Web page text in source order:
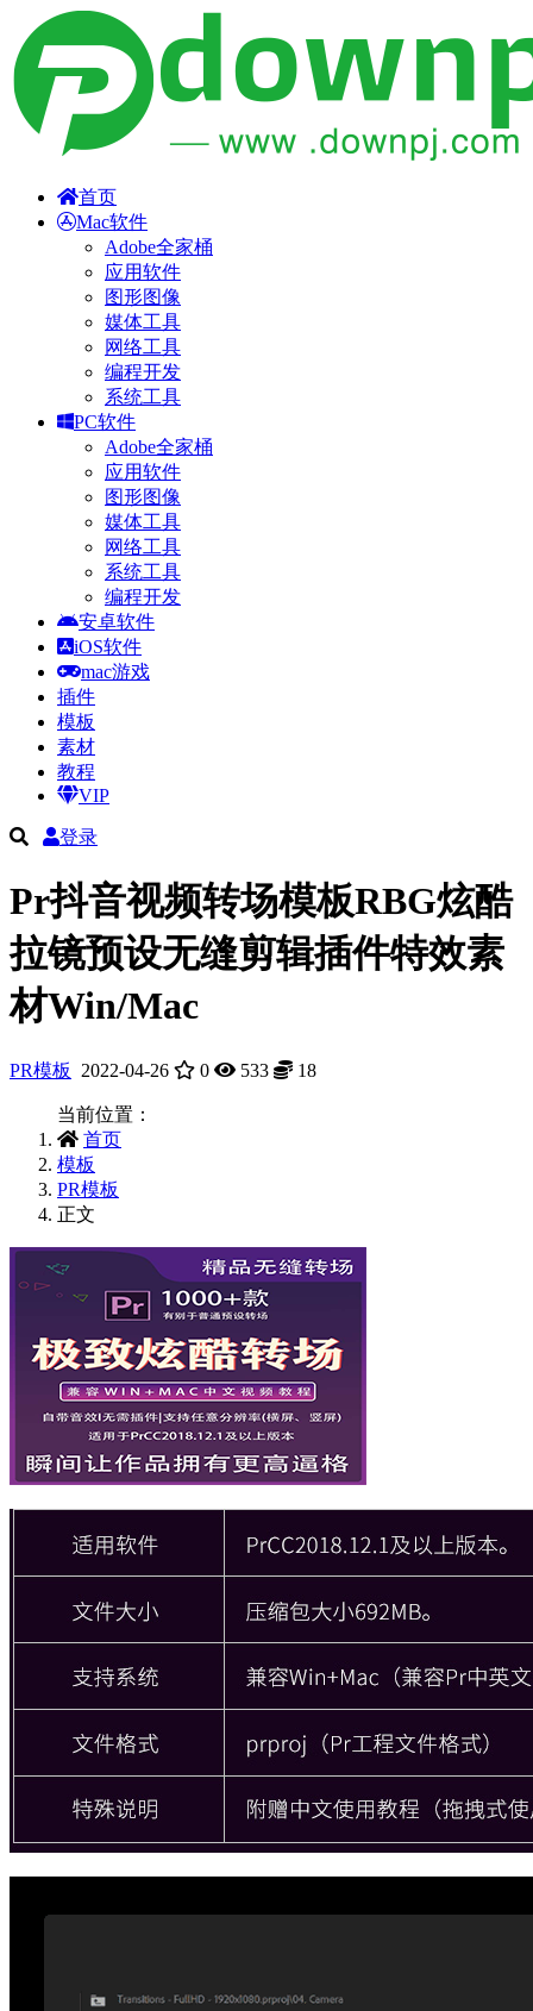
首页
Mac软件
Adobe全家桶
应用软件
图形图像
媒体工具
网络工具
编程开发
系统工具
PC软件
Adobe全家桶
应用软件
图形图像
媒体工具
网络工具
系统工具
编程开发
安卓软件
iOS软件
mac游戏
插件
模板
素材
教程
VIP
登录
Pr抖音视频转场模板RBG炫酷
拉镜预设无缝剪辑插件特效素
材Win/Mac
PR模板 2022-04-26 0 533 18
当前位置：
首页
模板
PR模板
正文